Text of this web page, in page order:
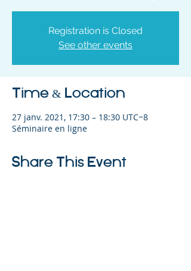
Registration is Closed
See other events
Time & Location
27 janv. 2021, 17:30 – 18:30 UTC−8
Séminaire en ligne
Share This Event